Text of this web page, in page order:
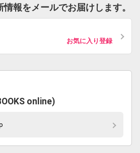
報をメールでお届けします。
お気に入り登録
online)